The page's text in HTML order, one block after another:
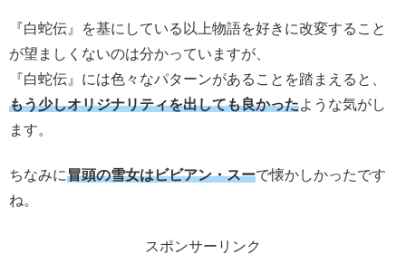
『白蛇伝』を基にしている以上物語を好きに改変すること
が望ましくないのは分かっていますが、
『白蛇伝』には色々なパターンがあることを踏まえると、
もう少しオリジナリティを出しても良かったような気がし
ます。
ちなみに冒頭の雪女はビビアン・スーで懐かしかったです
ね。
スポンサーリンク